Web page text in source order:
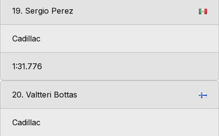
19. Sergio Perez
Cadillac
1:31.776
20. Valtteri Bottas
Cadillac